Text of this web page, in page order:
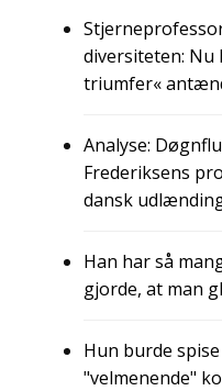
diversiteten: Nu
triumfer«
Analyse:
Frederiksens
dansk
Han har så
gjorde, at man
Hun burde
"velmenende"